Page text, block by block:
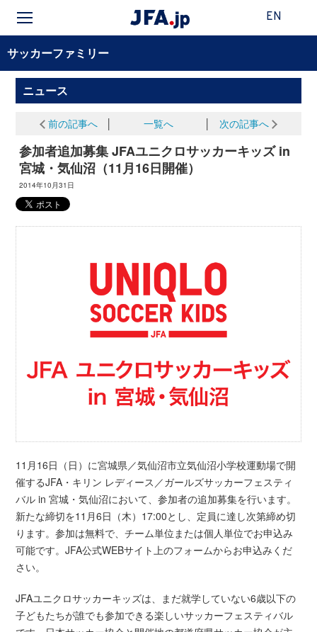
EN
サッカーファミリー
ニュース
前の記事へ 一覧へ 次の記事へ
参加者追加募集 JFAユニクロサッカーキッズ in
宮城・気仙沼（11月16日開催）
2014年10月31日
11月16日（日）に宮城県／気仙沼市立気仙沼小学校運動場で開
催するJFA・キリン レディース／ガールズサッカーフェスティ
バル in 宮城・気仙沼において、参加者の追加募集を行います。
新たな締切を11月6日（木）17:00とし、定員に達し次第締め切
ります。参加は無料で、チーム単位または個人単位でお申込み
可能です。JFA公式WEBサイト上のフォームからお申込みくだ
さい。
JFAユニクロサッカーキッズは、まだ就学していない6歳以下の
子どもたちが誰でも参加できる楽しいサッカーフェスティバル